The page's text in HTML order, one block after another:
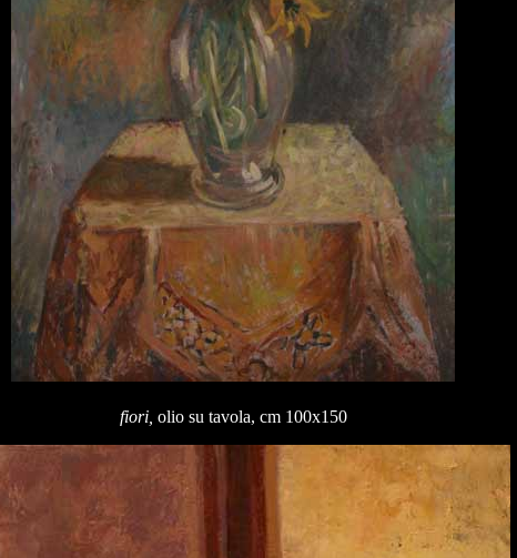
fiori, olio su tavola, cm 100x150